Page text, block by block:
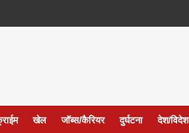
खेल जॉब्स/कैरियर दुर्घटना देश/विदेश